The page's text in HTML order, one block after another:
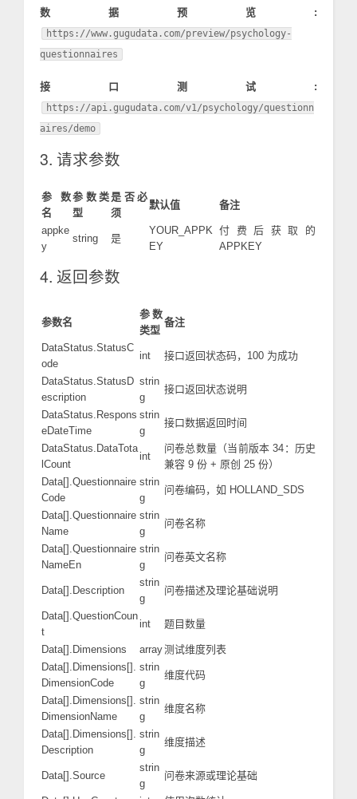
数据预览:
https://www.gugudata.com/preview/psychology-
questionnaires
接口测试:
https://api.gugudata.com/v1/psychology/questionn
aires/demo
3. 请求参数
参数
名
参数类
型
是否必
须
默认值 备注
appke
y
string 是
YOUR_APPK
EY
付费后获取的
APPKEY
4. 返回参数
参数名
参数
类型
备注
DataStatus.StatusC
ode
int 接口返回状态码，100 为成功
DataStatus.StatusD
escription
strin
g
接口返回状态说明
DataStatus.Respons
eDateTime
strin
g
接口数据返回时间
DataStatus.DataTota
lCount
int
问卷总数量（当前版本 34：历史
兼容 9 份 + 原创 25 份）
Data[].Questionnaire
Code
strin
g
问卷编码，如 HOLLAND_SDS
Data[].Questionnaire
Name
strin
g
问卷名称
Data[].Questionnaire
NameEn
strin
g
问卷英文名称
Data[].Description
strin
g
问卷描述及理论基础说明
Data[].QuestionCoun
t
int 题目数量
Data[].Dimensions array测试维度列表
Data[].Dimensions[].
DimensionCode
strin
g
维度代码
Data[].Dimensions[].
DimensionName
strin
g
维度名称
Data[].Dimensions[].
Description
strin
g
维度描述
Data[].Source
strin
g
问卷来源或理论基础